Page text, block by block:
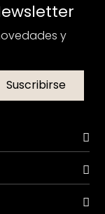
y
Suscribirse